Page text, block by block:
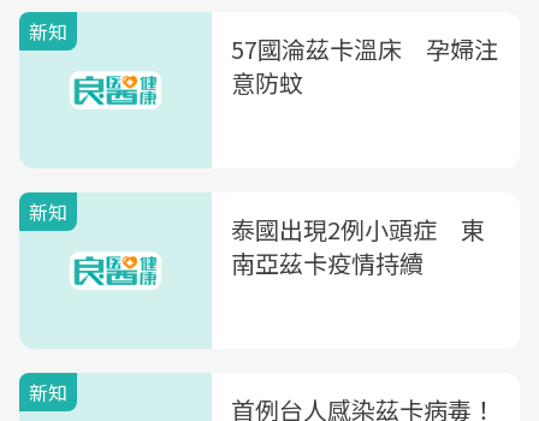
新知
57國淪茲卡溫床 孕婦注
意防蚊
新知
泰國出現2例小頭症 東
南亞茲卡疫情持續
新知 首例台人感染茲卡病毒！